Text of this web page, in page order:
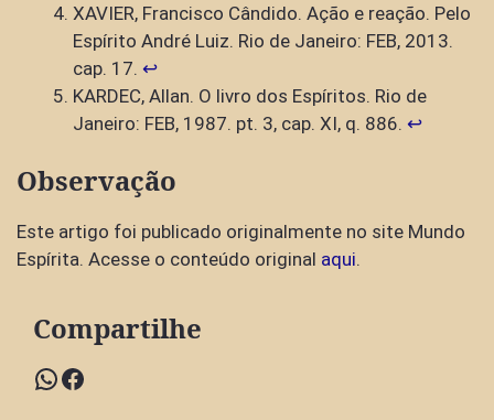
XAVIER, Francisco Cândido. Ação e reação. Pelo
Espírito André Luiz. Rio de Janeiro: FEB, 2013.
cap. 17. ↩︎
KARDEC, Allan. O livro dos Espíritos. Rio de
Janeiro: FEB, 1987. pt. 3, cap. XI, q. 886. ↩︎
Observação
Este artigo foi publicado originalmente no site Mundo
Espírita. Acesse o conteúdo original aqui.
Compartilhe
WhatsApp
Facebook